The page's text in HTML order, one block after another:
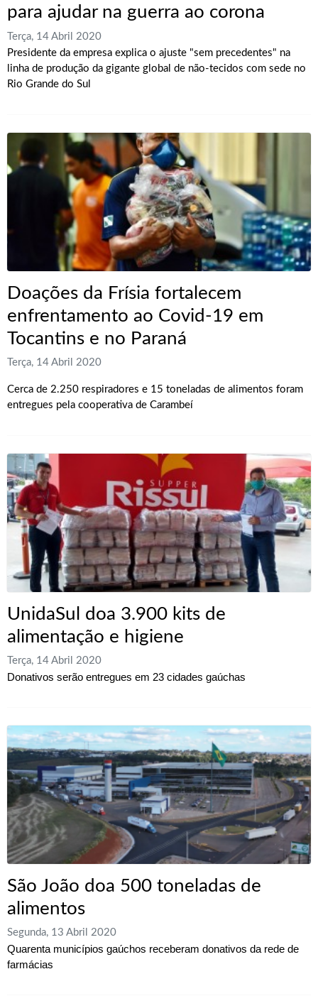
para ajudar na guerra ao corona
Terça, 14 Abril 2020
Presidente da empresa explica o ajuste "sem precedentes" na
linha de produção da gigante global de não-tecidos com sede no
Rio Grande do Sul
Doações da Frísia fortalecem
enfrentamento ao Covid-19 em
Tocantins e no Paraná
Terça, 14 Abril 2020
Cerca de 2.250 respiradores e 15 toneladas de alimentos foram
entregues pela cooperativa de Carambeí
UnidaSul doa 3.900 kits de
alimentação e higiene
Terça, 14 Abril 2020
Donativos serão entregues em 23 cidades gaúchas
São João doa 500 toneladas de
alimentos
Segunda, 13 Abril 2020
Quarenta municípios gaúchos receberam donativos da rede de
farmácias